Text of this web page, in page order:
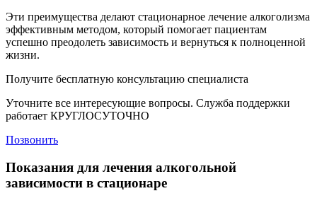
Эти преимущества делают стационарное лечение алкоголизма
эффективным методом, который помогает пациентам
успешно преодолеть зависимость и вернуться к полноценной
жизни.
Получите бесплатную консультацию специалиста
Уточните все интересующие вопросы. Служба поддержки
работает КРУГЛОСУТОЧНО
Позвонить
Показания для лечения алкогольной
зависимости в стационаре